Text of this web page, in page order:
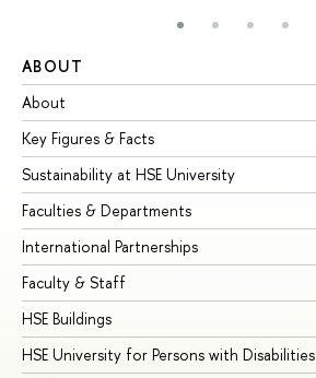
ABOUT
About
Key Figures & Facts
Sustainability at HSE University
Faculties & Departments
International Partnerships
Faculty & Staff
HSE Buildings
HSE University for Persons with Disabilities